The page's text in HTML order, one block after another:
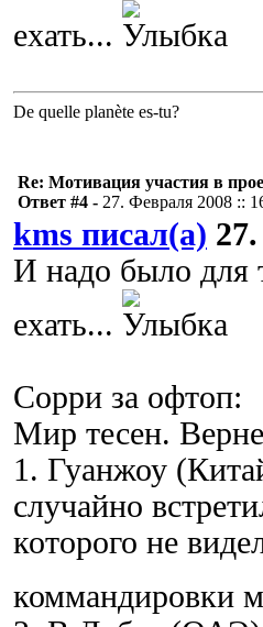
ехать...
De quelle planète es-tu?
Re: Мотивация участия в
Ответ #4 - 27. Февраля 2008 ::
kms писал(а)
И надо было для
ехать...
Сорри за офтоп:
Мир тесен.
1. Гуанжоу
случайно
которого не
коммандировки